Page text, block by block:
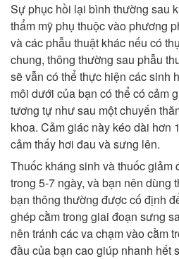
Sự phục hồi lại bình thường sau
thẩm mỹ phụ thuộc vào phương
và các phẫu thuật khác nếu có
chung, thông thường sau phẫu
sẽ vẫn có thể thực hiện các sinh
môi dưới của bạn có thể có cảm
tương tự như sau một chuyến
khoa. Cảm giác này kéo dài hơn
cảm thấy hơi đau và sưng lên.
Thuốc kháng sinh và thuốc giảm
trong 5-7 ngày, và bạn nên dùng
bạn thông thường được cố định
ghép cằm trong giai đoạn sưng
nên tránh các va chạm vào cằm
đầu của bạn cao giúp nhanh hết